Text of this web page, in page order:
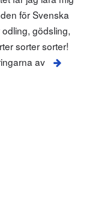
för Svenska
gödsling,
sorter sorter!
av